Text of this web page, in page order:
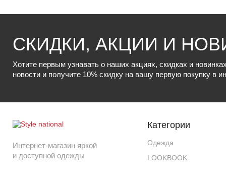
СКИДКИ, АКЦИИ И
Хотите первым узнавать о наших акциях, скидках и
новости и получите 10% скидку на вашу первую покупку в
Интернет-магазин яркой
и доступной одежды
Категории
Одежда
LOOKBOOK